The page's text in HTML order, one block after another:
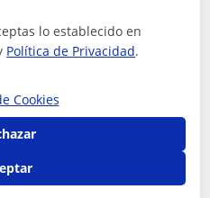
y
en clases particulares.
Contactar
lo establecido en
Política de Privacidad.
Cookies